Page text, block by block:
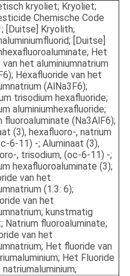
kryoliet; Kryoliet;
Chemische Code
[Duitse] Kryolith;
[Duitse]
Het
van het aluminiumnatrium
Hexafluoride van het
(AlNa3F6);
trisodium hexafluoride;
aluminiumhexafluoride;
fluoroaluminate (Na3AlF6);
(3), hexafluoro-, natrium
6-11) -; Aluminaat (3),
, trisodium, (oc-6-11) -;
hexafluoroaluminate (3);
van het
(1:3: 6);
van het
kunstmatig
Natrium fluoroaluminate;
van het
Het fluoride van
Het Fluoride